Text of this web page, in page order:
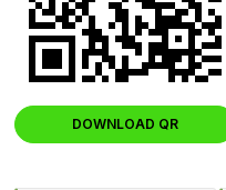
DOWNLOAD QR